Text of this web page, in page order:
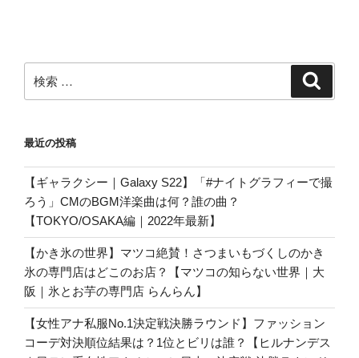
索:
最近の投稿
【ギャラクシー｜Galaxy S22】「#ナイトグラフィーで撮
ろう」CMのBGM洋楽曲は何？誰の曲？
【TOKYO/OSAKA編｜2022年最新】
【かき氷の世界】マツコ絶賛！さつまいもづくしのかき
氷の専門店はどこのお店？【マツコの知らない世界｜大
阪｜氷とお芋の専門店 らんらん】
【女性アナ私服No.1決定戦決勝ラウンド】ファッション
コーデ対決順位結果は？1位とビリは誰？【ヒルナンデス